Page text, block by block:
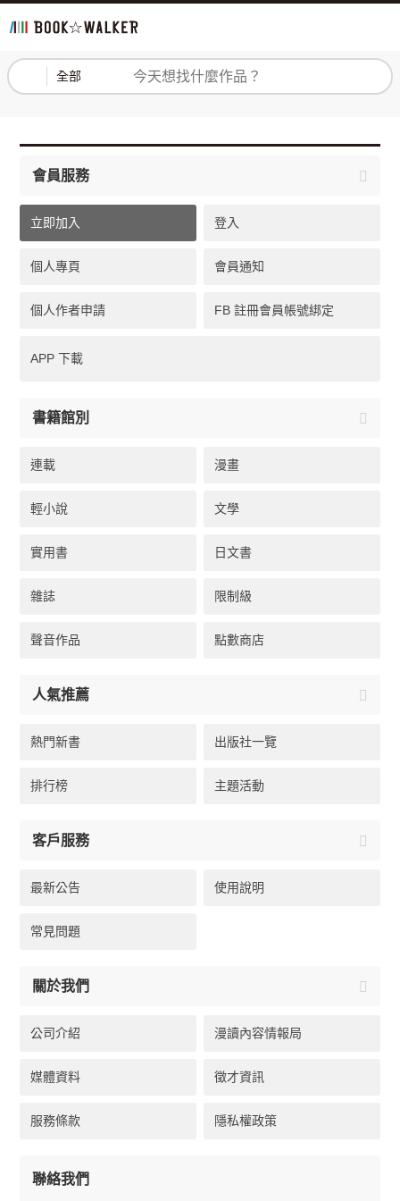
全部 登入 註冊
會員服務
立即加入 登入
個人專頁 會員通知
個人作者申請 FB 註冊會員帳號綁定
APP 下載
書籍館別
連載 漫畫
輕小說 文學
實用書 日文書
雜誌 限制級
聲音作品 點數商店
人氣推薦
熱門新書 出版社一覽
排行榜 主題活動
客戶服務
最新公告 使用說明
常見問題
關於我們
公司介紹 漫讀內容情報局
媒體資料 徵才資訊
服務條款 隱私權政策
聯絡我們